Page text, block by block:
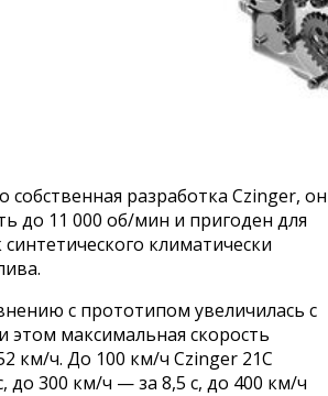
собственная разработка Czinger, он
до 11 000 об/мин и пригоден для
климатически
с прототипом увеличилась с
этом максимальная скорость
км/ч. До 100 км/ч Czinger 21C
до 300 км/ч — за 8,5 с, до 400 км/ч